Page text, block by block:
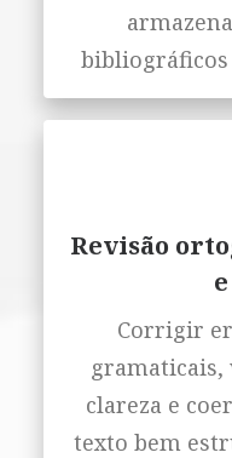
Revisão
Corrigir
gramaticais,
clareza e
texto bem